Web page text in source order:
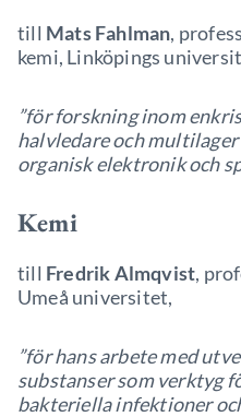
till Mats Fahlman,
kemi, Linköpings
”för forskning inom
halvledare och
organisk elektronik och
Kemi
till Fredrik Almqvist,
Umeå universitet,
”för hans arbete med
substanser som verktyg
bakteriella infektioner